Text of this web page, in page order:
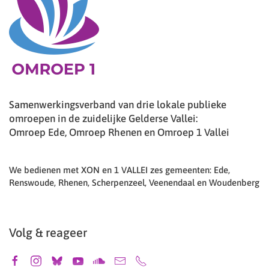
Samenwerkingsverband van drie lokale publieke
omroepen in de zuidelijke Gelderse Vallei:
Omroep Ede, Omroep Rhenen en Omroep 1 Vallei
We bedienen met XON en 1 VALLEI zes gemeenten: Ede,
Renswoude, Rhenen, Scherpenzeel, Veenendaal en Woudenberg
Volg & reageer